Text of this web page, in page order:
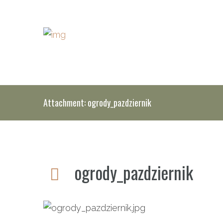
Attachment: ogrody_pazdziernik
ogrody_pazdziernik